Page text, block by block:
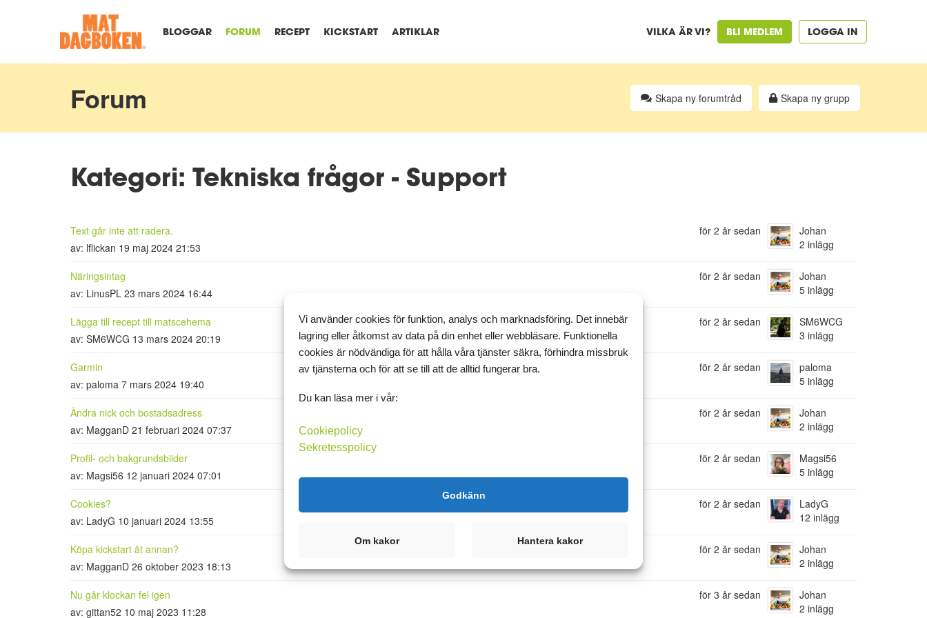
BLOGGAR FORUM RECEPT KICKSTART ARTIKLAR VILKA ÄR VI? BLI MEDLEM LOGGA IN
Forum Skapa ny forumtråd Skapa ny grupp
Kategori: Tekniska frågor - Support
Text går inte att radera.
av: lflickan 19 maj 2024 21:53
för 2 år sedan
Johan
2 inlägg
Näringsintag
av: LinusPL 23 mars 2024 16:44
för 2 år sedan
Johan
5 inlägg
Lägga till recept till matscehema
av: SM6WCG 13 mars 2024 20:19
för 2 år sedan
SM6WCG
3 inlägg
Garmin
av: paloma 7 mars 2024 19:40
för 2 år sedan
paloma
5 inlägg
Ändra nick och bostadsadress
av: MagganD 21 februari 2024 07:37
för 2 år sedan
Johan
2 inlägg
Profil- och bakgrundsbilder
av: Magsi56 12 januari 2024 07:01
för 2 år sedan
Magsi56
5 inlägg
Cookies?
av: LadyG 10 januari 2024 13:55
för 2 år sedan
LadyG
12 inlägg
Köpa kickstart åt annan?
av: MagganD 26 oktober 2023 18:13
för 2 år sedan
Johan
2 inlägg
Nu går klockan fel igen
av: gittan52 10 maj 2023 11:28
för 3 år sedan
Johan
2 inlägg
Vi använder cookies för funktion, analys och marknadsföring. Det innebär
lagring eller åtkomst av data på din enhet eller webbläsare. Funktionella
cookies är nödvändiga för att hålla våra tjänster säkra, förhindra missbruk
av tjänsterna och för att se till att de alltid fungerar bra.
Du kan läsa mer i vår:
Cookiepolicy
Sekretesspolicy
Godkänn
Om kakor Hantera kakor